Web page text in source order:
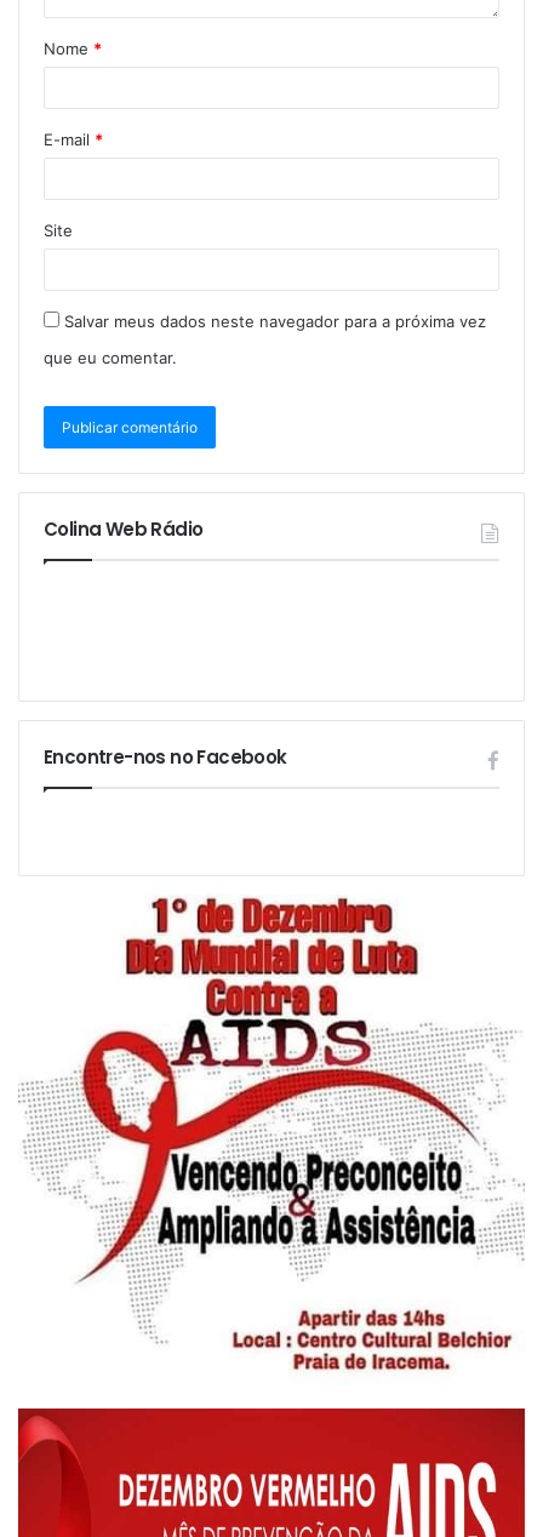
Nome *
E-mail *
Site
Salvar meus dados neste navegador para a próxima vez
que eu comentar.
Colina Web Rádio
Encontre-nos no Facebook